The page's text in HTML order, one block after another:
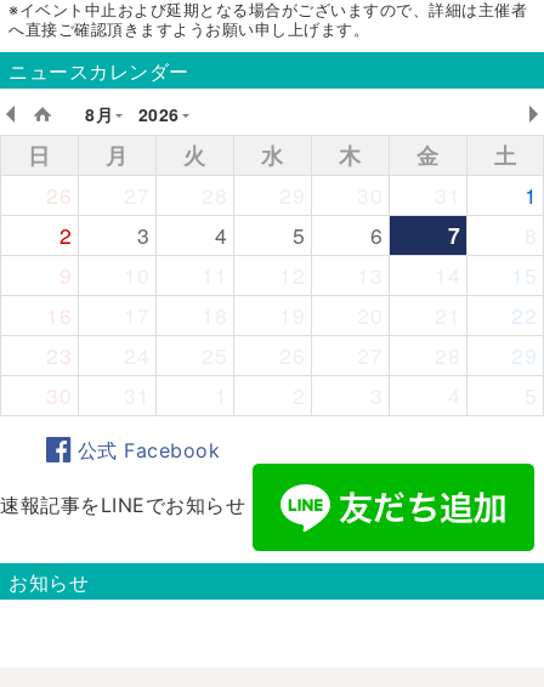
※イベント中止および延期となる場合がございますので、詳細は主催者
へ直接ご確認頂きますようお願い申し上げます。
ニュースカレンダー
8月
2026
日 月 火 水 木 金
土
26
1
2
3 4 5 6 7
8
9
15
16
22
23
29
30
5
公式 Facebook
速報記事をLINEでお知らせ
お知らせ